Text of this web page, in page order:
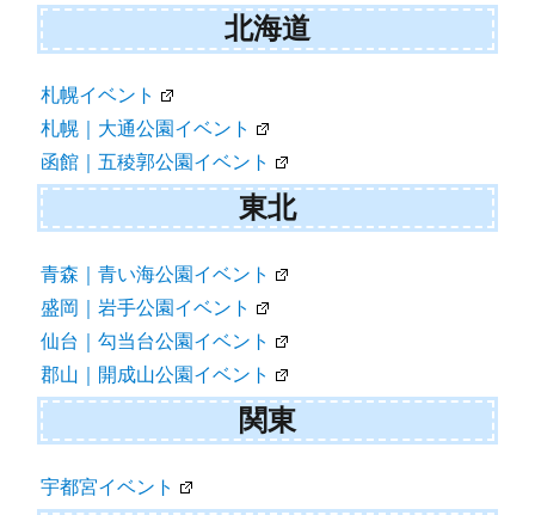
北海道
札幌イベント
札幌｜大通公園イベント
函館｜五稜郭公園イベント
東北
青森｜青い海公園イベント
盛岡｜岩手公園イベント
仙台｜勾当台公園イベント
郡山｜開成山公園イベント
関東
宇都宮イベント